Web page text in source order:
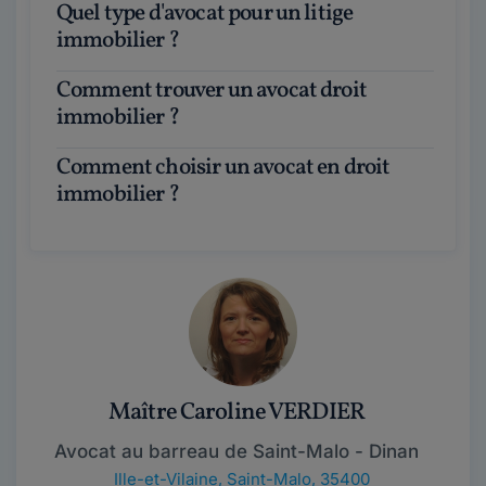
Quel type d'avocat pour un litige
immobilier ?
Comment trouver un avocat droit
immobilier ?
Comment choisir un avocat en droit
immobilier ?
Maître Caroline VERDIER
Avocat au barreau de Saint-Malo - Dinan
Ille-et-Vilaine, Saint-Malo, 35400